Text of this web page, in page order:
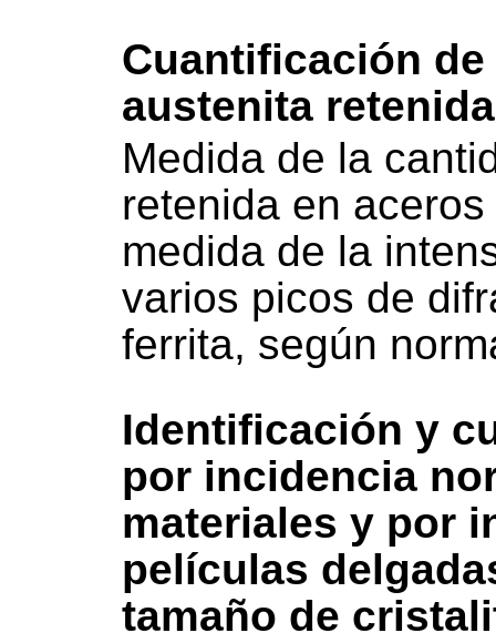
Cuantificación
austenita
Medida de la
retenida en
medida de la
varios picos de
ferrita, según
Identificación y
por incidencia
materiales y por
películas
tamaño de